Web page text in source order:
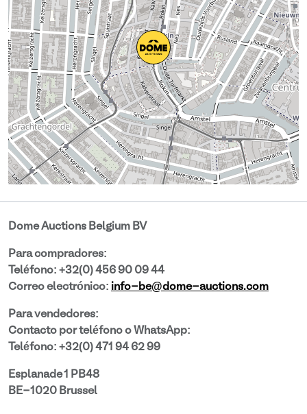
Dome Auctions Belgium BV
Para compradores:
Teléfono: +32(0) 456 90 09 44
Correo electrónico: info-be@dome-auctions.com
Para vendedores:
Contacto por teléfono o WhatsApp:
Teléfono: +32(0) 471 94 62 99
Esplanade 1 PB48
BE-1020 Brussel